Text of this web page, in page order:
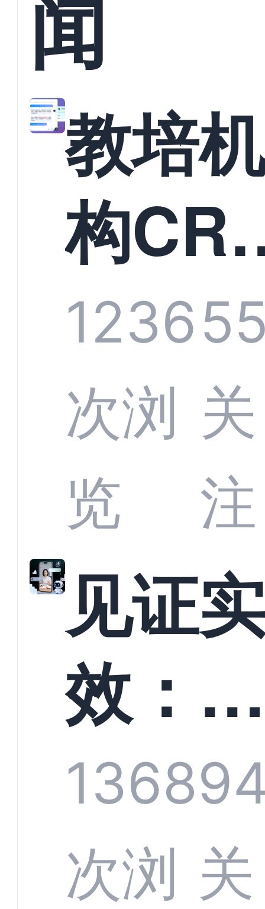
闻
教培机
构
系统头
部供应
商深度
解析：
螳螂科
技何以
定义行
1236
次浏
览
关
注
见证实
效：螳
螂科技
CRM
1368
次浏 关